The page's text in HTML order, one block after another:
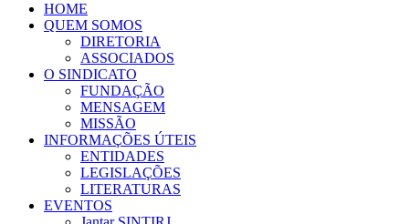
HOME
QUEM SOMOS
DIRETORIA
ASSOCIADOS
O SINDICATO
FUNDAÇÃO
MENSAGEM
MISSÃO
INFORMAÇÕES ÚTEIS
ENTIDADES
LEGISLAÇÕES
LITERATURAS
EVENTOS